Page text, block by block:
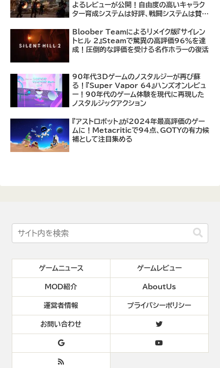
よるレビューが公開！自由度の高いキャラク
ター育成システムは好評、戦闘システムは賛否
Bloober Teamによるリメイク版『サイレン
トヒル 2』Steamで驚異の高評価96％を達
成！圧倒的な評価を受ける名作ホラーの復活
90年代3Dゲームのノスタルジーが再び蘇
る！『Super Vapor 64』ハンズオンレビュ
ー！90年代のゲーム体験を現代に再現した
ノスタルジックアクション
『アストロボット』が2024年最高評価のゲー
ムに！Metacriticで94点、GOTYの有力候
補として注目集める
ゲームニュース ゲームレビュー
MOD紹介 AboutUs
運営者情報 プライバシーポリシー
お問い合わせ